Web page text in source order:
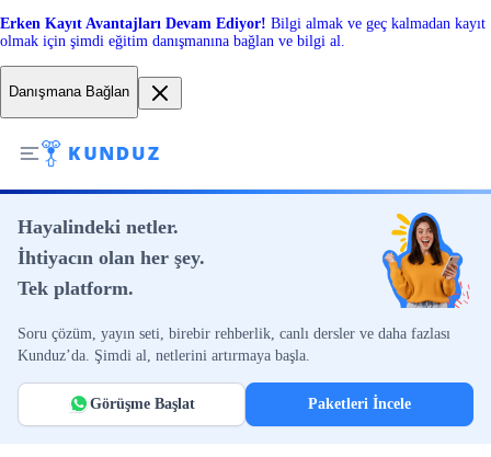
Erken Kayıt Avantajları Devam Ediyor! Bilgi almak ve geç kalmadan kayıt
olmak için şimdi eğitim danışmanına bağlan ve bilgi al.
Danışmana Bağlan
Hayalindeki netler.
İhtiyacın olan her şey.
Tek platform.
Soru çözüm, yayın seti, birebir rehberlik, canlı dersler ve daha fazlası
Kunduz’da. Şimdi al, netlerini artırmaya başla.
Görüşme Başlat Paketleri İncele